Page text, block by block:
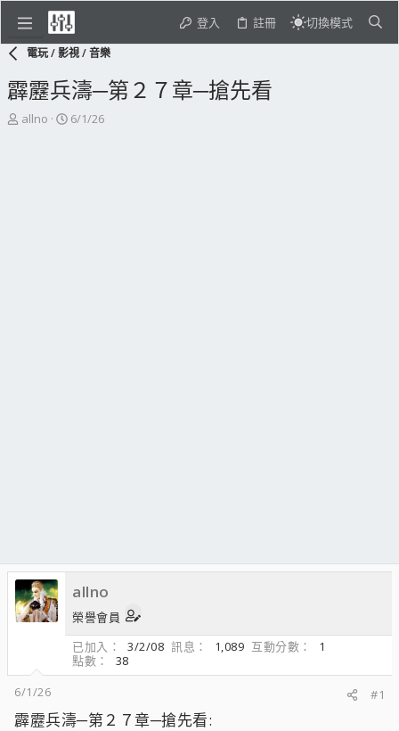
登入 註冊 切換模式
電玩 / 影視 / 音樂
霹靂兵濤─第２７章─搶先看
主
allno
開
6/1/26
allno
榮譽會員
已加入
3/2/08 訊息 1,089 互動分數
1
點數
38
6/1/26
#1
霹靂兵濤─第２７章─搶先看: